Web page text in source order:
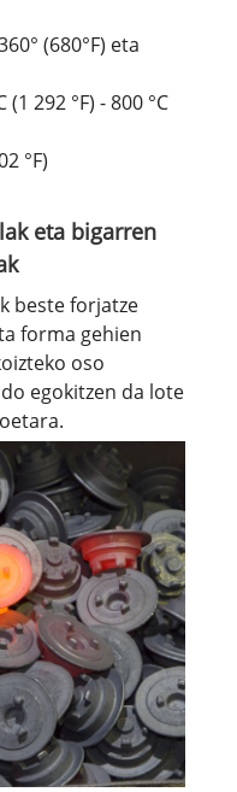
(680°F) eta
292 °F) - 800 °C
°F)
eta bigarren
beste forjatze
forma gehien
oso
egokitzen da lote